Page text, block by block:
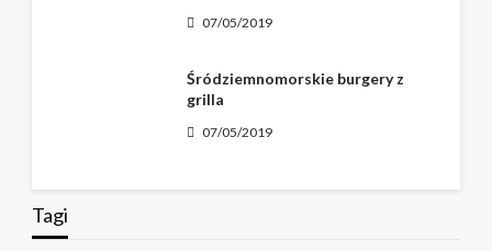
07/05/2019
Śródziemnomorskie burgery z
grilla
07/05/2019
Tagi